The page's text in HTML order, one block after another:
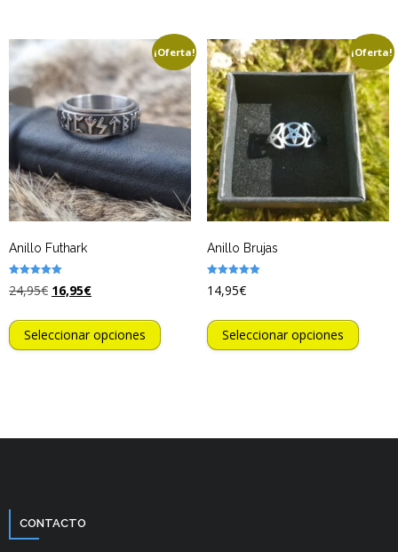
¡Oferta!
Anillo Futhark
con
24,95€ 16,95€
Seleccionar opciones
¡Oferta!
Anillo Brujas
con
14,95€
Seleccionar opciones
CONTACTO